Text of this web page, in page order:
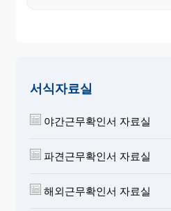
서식자료실
야간근무확인서 자료실
파견근무확인서 자료실
해외근무확인서 자료실